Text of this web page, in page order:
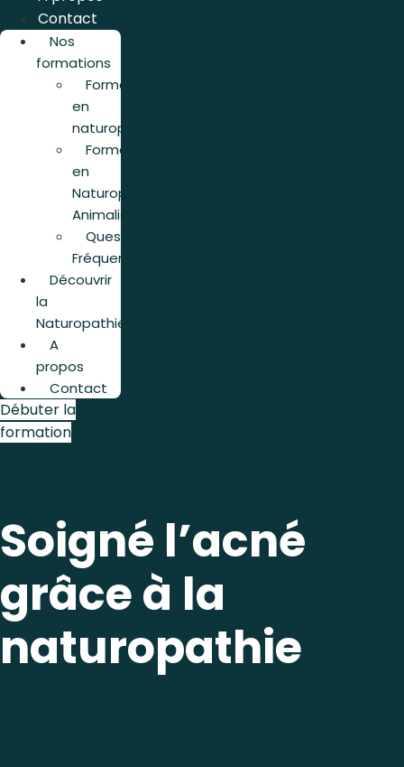
Contact
Nos
formations
Formation
en
naturopathie
Formation
en
Naturopathie
Animalière
Questions
Fréquentes
Découvrir
la
Naturopathie
A
propos
Contact
Débuter la
formation
Soigné l’acné
grâce à la
naturopathie